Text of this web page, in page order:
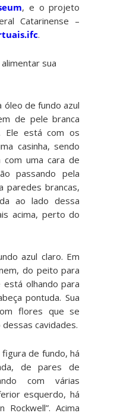
, e o projeto
Catarinense –
.
sua
de fundo azul
de pele branca
Ele está com os
casinha, sendo
uma cara de
passando pela
paredes brancas,
ao lado dessa
acima, perto do
azul claro. Em
do peito para
está olhando para
pontuda. Sua
flores que se
cavidades.
de fundo, há
de pares de
com várias
esquerdo, há
Rockwell”. Acima